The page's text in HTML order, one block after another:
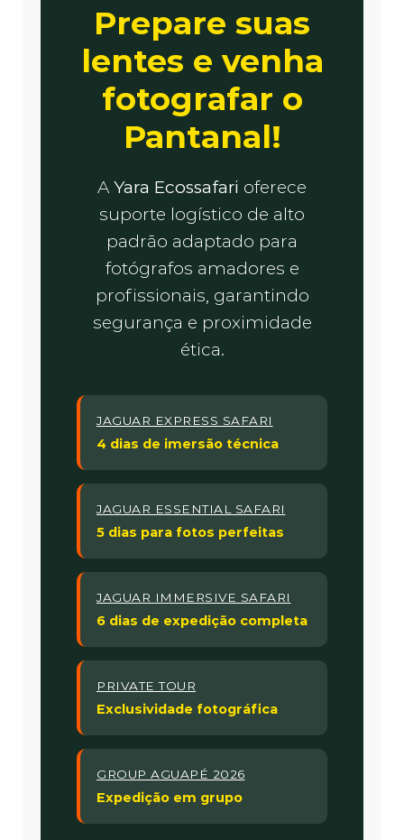
Prepare suas
lentes e venha
fotografar o
Pantanal!
A Yara Ecossafari oferece
suporte logístico de alto
padrão adaptado para
fotógrafos amadores e
profissionais, garantindo
segurança e proximidade
ética.
JAGUAR EXPRESS SAFARI
4 dias de imersão técnica
JAGUAR ESSENTIAL SAFARI
5 dias para fotos perfeitas
JAGUAR IMMERSIVE SAFARI
6 dias de expedição completa
PRIVATE TOUR
Exclusividade fotográfica
GROUP AGUAPÉ 2026
Expedição em grupo